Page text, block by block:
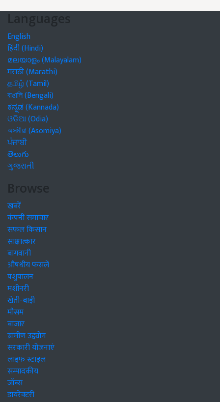
Languages
English
हिंदी (Hindi)
മലയാളം (Malayalam)
मराठी (Marathi)
தமிழ் (Tamil)
বাঙালি (Bengali)
ಕನ್ನಡ (Kannada)
ଓଡିଆ (Odia)
অসমীয়া (Asomiya)
ਪੰਜਾਬੀ
తెలుగు
ગુજરાતી
Browse
खबरें
कंपनी समाचार
सफल किसान
साक्षात्कार
बागवानी
औषधीय फसलें
पशुपालन
मशीनरी
खेती-बाड़ी
मौसम
बाजार
ग्रामीण उद्द्योग
सरकारी योजनाएं
लाइफ स्टाइल
सम्पादकीय
जॉब्स
डायरेक्टरी